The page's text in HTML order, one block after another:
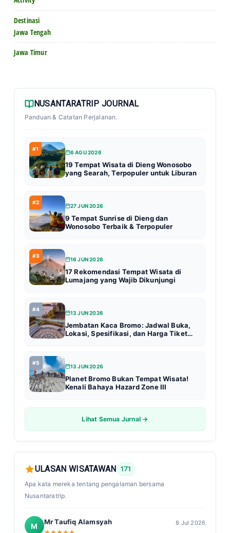
Destinasi
Jawa Tengah
Jawa Timur
NUSANTARATRIP JOURNAL
Panduan & Catatan Perjalanan.
#1
6 AGU 2026
19 Tempat Wisata di Dieng Wonosobo
yang Searah, Terpopuler untuk Liburan
#2
27 JUN 2026
9 Tempat Sunrise di Dieng dan
Wonosobo Terbaik & Terpopuler
#3
16 JUN 2026
17 Rekomendasi Tempat Wisata di
Lumajang yang Wajib Dikunjungi
#4
13 JUN 2026
Jembatan Kaca Bromo: Jadwal Buka,
Lokasi, Spesifikasi, dan Harga Tiket
#5
13 JUN 2026
Planet Bromo Bukan Tempat Wisata!
Kenali Bahaya Hazard Zone III
Lihat Semua Jurnal →
ULASAN WISATAWAN
171
Apa kata mereka tentang pengalaman bersama
Nusantaratrip.
M Mr Taufiq Alamsyah 8 Jul 2026